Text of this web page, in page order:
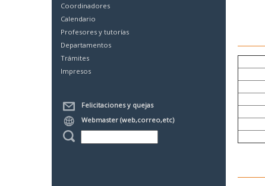
Coordinadores
Calendario
Profesores y tutorías
Departamentos
Trámites
Impresos
Felicitaciones y quejas
Webmaster (web,correo,etc)